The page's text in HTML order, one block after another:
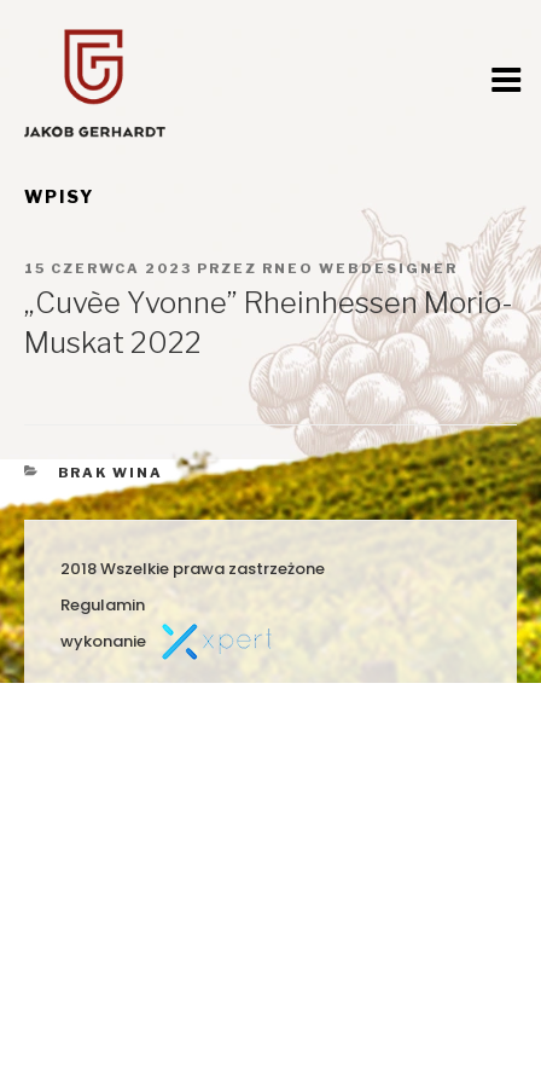
WPISY
OPUBLIKOWANE
15 CZERWCA 2023 PRZEZ RNEO WEBDESIGNER
„Cuvèe Yvonne” Rheinhessen Morio-
Muskat 2022
KATEGORIE
BRAK WINA
2018 Wszelkie prawa zastrzeżone
Regulamin
wykonanie